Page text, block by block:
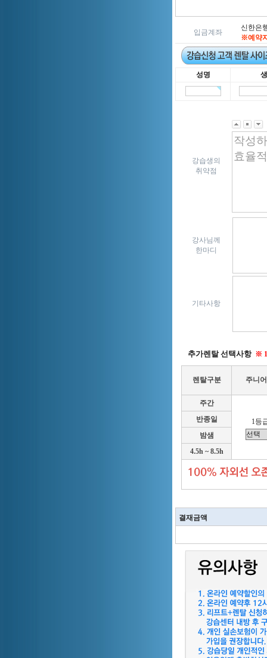
입금계좌
신한은
※예약
성명
강습생의
취약점
강사님께
한마디
기타사항
추가렌탈 선택사항 ※ 1
렌탈구분 주니
주간
1등
반종일
밤샘
4.5h ~ 8.5h
결재금액